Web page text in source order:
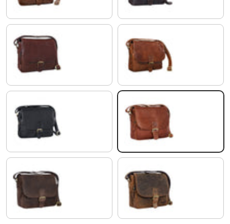
czekoladowy brąz maraska - brązowy
czarny koniakowy brąz
matowy ciemny brąz kolorado - brązowy